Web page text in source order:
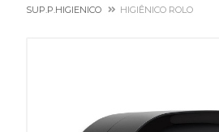
SUP.P.HIGIENICO
HIGIÊNICO ROLO